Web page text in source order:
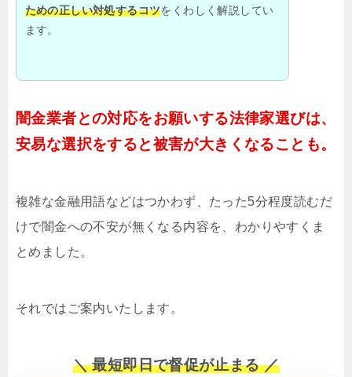
ための正しい対処するコツをくわしく解説してい
ます。
闇金業者との対応をお願いする法律家選びは、
安易な選択をすると被害が大きくなることも。
複雑な金融用語などはつかわず、たった5分程度読むだ
けで闇金への不安が無くなる内容を、わかりやすくま
とめました。
それではご案内いたします。
＼ 最短即日で督促が止まる ／